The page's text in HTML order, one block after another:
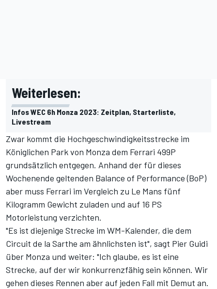
Weiterlesen:
Infos WEC 6h Monza 2023: Zeitplan, Starterliste,
Livestream
Zwar kommt die Hochgeschwindigkeitsstrecke im
Königlichen Park von Monza dem Ferrari 499P
grundsätzlich entgegen. Anhand der für dieses
Wochenende geltenden Balance of Performance (BoP)
aber muss Ferrari im Vergleich zu Le Mans fünf
Kilogramm Gewicht zuladen und auf 16 PS
Motorleistung verzichten.
"Es ist diejenige Strecke im WM-Kalender, die dem
Circuit de la Sarthe am ähnlichsten ist", sagt Pier Guidi
über Monza und weiter: "Ich glaube, es ist eine
Strecke, auf der wir konkurrenzfähig sein können. Wir
gehen dieses Rennen aber auf jeden Fall mit Demut an.